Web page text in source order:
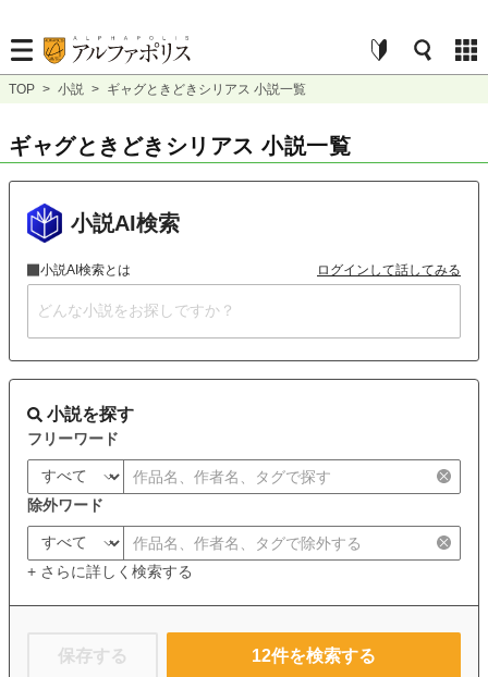
TOP > 小説 > ギャグときどきシリアス 小説一覧
ギャグときどきシリアス 小説一覧
小説AI検索
小説AI検索とは ログインして話してみる
小説を探す
フリーワード
除外ワード
+ さらに詳しく検索する
保存する 12件を検索する